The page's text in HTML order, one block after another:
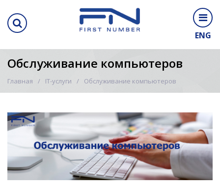
ENG
Обслуживание компьютеров
Главная IT-услуги Обслуживание компьютеров